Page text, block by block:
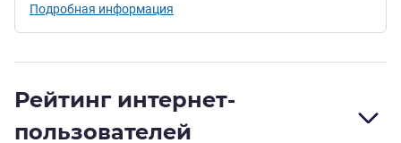
Подробная информация
Рейтинг интернет-
пользователей